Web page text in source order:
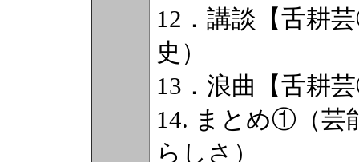
12．講談【舌耕
史）
13．浪曲【舌耕
14. まとめ①（芸
らしさ）